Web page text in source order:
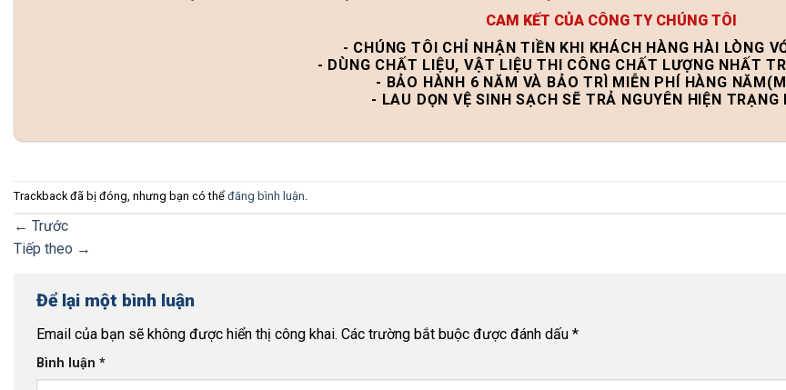
CAM KẾT CỦA CÔNG TY CHÚNG TÔI
- CHÚNG TÔI CHỈ NHẬN TIỀN KHI KHÁCH HÀNG HÀI LÒNG
- DÙNG CHẤT LIỆU, VẬT LIỆU THI CÔNG CHẤT LƯỢNG NHẤT
- BẢO HÀNH 6 NĂM VÀ BẢO TRÌ MIỄN PHÍ HÀNG
- LAU DỌN VỆ SINH SẠCH SẼ TRẢ NGUYÊN HIỆN TRẠNG
Trackback đã bị đóng, nhưng bạn có thể đăng bình luận
← Trước
Tiếp theo →
Để lại một bình luận
Email của bạn sẽ không được hiển thị công khai. Các trường bắt buộc được đánh dấu *
Bình luận *